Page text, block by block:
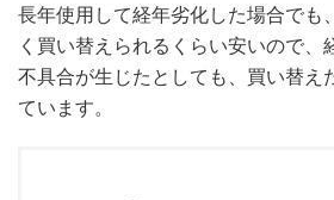
長年使用して経年劣化した場合でも
く買い替えられるくらい安いので、
不具合が生じたとしても、買い替え
ています。